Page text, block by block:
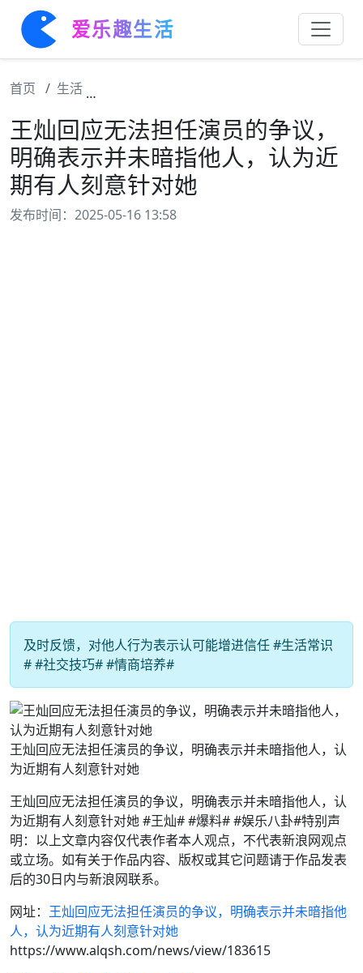
爱乐趣生活
首页 生活
王灿回应无法担任演员的争议，
明确表示并未暗指他人，认为近
期有人刻意针对她
发布时间：2025-05-16 13:58
及时反馈，对他人行为表示认可能增进信任 #生活常识
# #社交技巧# #情商培养#
王灿回应无法担任演员的争议，明确表示并未暗指他人，认
为近期有人刻意针对她
王灿回应无法担任演员的争议，明确表示并未暗指他人，认
为近期有人刻意针对她 #王灿# #爆料# #娱乐八卦#特别声
明：以上文章内容仅代表作者本人观点，不代表新浪网观点
或立场。如有关于作品内容、版权或其它问题请于作品发表
后的30日内与新浪网联系。
网址： 王灿回应无法担任演员的争议，明确表示并未暗指他
人，认为近期有人刻意针对她
https://www.alqsh.com/news/view/183615